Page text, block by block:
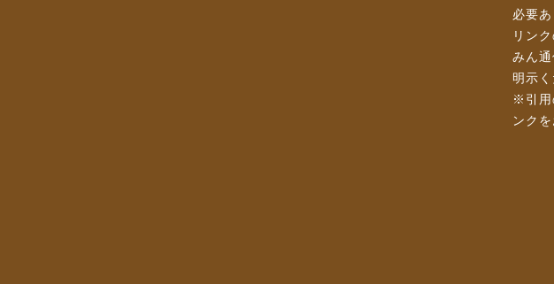
必要あ
リン
みん
明示く
※引用
ンク